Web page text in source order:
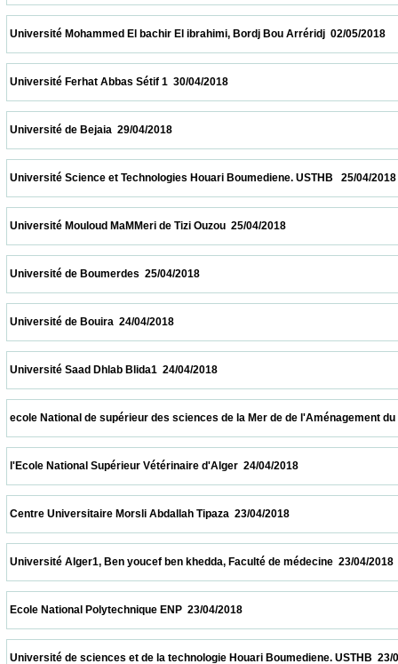
Université Mohammed El bachir El ibrahimi, Bordj Bou Arréridj
Université Ferhat Abbas Sétif 1  30/04/2018
Université de Bejaia  29/04/2018
Université Science et Technologies Houari Boumediene. USTHB
Université Mouloud MaMMeri de Tizi Ouzou  25/04/2018
Université de Boumerdes  25/04/2018
Université de Bouira  24/04/2018
Université Saad Dhlab Blida1  24/04/2018
ecole National de supérieur des sciences de la Mer de de
l'Ecole National Supérieur Vétérinaire d'Alger  24/04/2018
Centre Universitaire Morsli Abdallah Tipaza  23/04/2018
Université Alger1, Ben youcef ben khedda, Faculté de médecine
Ecole National Polytechnique ENP  23/04/2018
Université de sciences et de la technologie Houari Boumediene.